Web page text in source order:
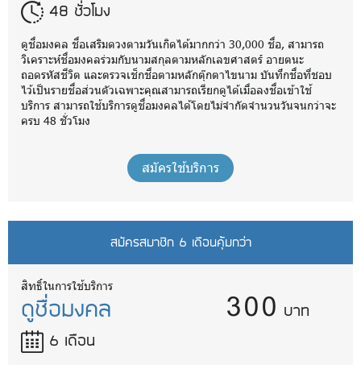
48 ชั่วโมง
ดูชื่อมงคล ชื่อเสริมดวงตามวันเกิดได้มากกว่า 30,000 ชื่อ, สามารถ
วิเคราะห์ชื่อมงคลร่วมกับนามสกุลตามหลักเลขศาสตร์ อายตนะ
ถอดรหัสชีวิต และตรวจเช็กชื่อตามหลักตุ๊กตาไขนาม บันทึกชื่อที่ชอบ
ไว้เป็นรายชื่อส่วนตัวเฉพาะคุณสามารถเรียกดูได้เมื่อลงชื่อเข้าใช้
บริการ สามารถใช้บริการดูชื่อมงคลได้โดยไม่จำกัดจำนวนวันจนกว่าจะ
ครบ 48 ชั่วโมง
สมัครใช้บริการ
สมัครสมาชิก 6 เดือนคุ้มกว่า
สิทธิ์ในการใช้บริการ
ดูชื่อมงคล
6 เดือน
300 บาท